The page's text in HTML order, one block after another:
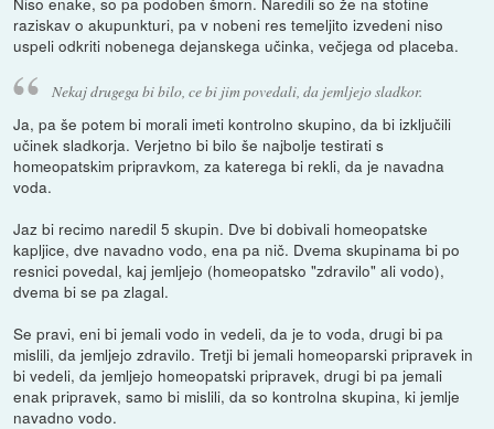
raziskav o akupunkturi, pa v nobeni res temeljito izvedeni niso
uspeli odkriti nobenega dejanskega učinka, večjega od placeba.
Nekaj drugega bi bilo, ce bi jim povedali, da jemljejo sladkor.
Ja, pa še potem bi morali imeti kontrolno skupino, da bi izključili
učinek sladkorja. Verjetno bi bilo še najbolje testirati s
homeopatskim pripravkom, za katerega bi rekli, da je navadna
voda.
Jaz bi recimo naredil 5 skupin. Dve bi dobivali homeopatske
kapljice, dve navadno vodo, ena pa nič. Dvema skupinama bi po
resnici povedal, kaj jemljejo (homeopatsko "zdravilo" ali vodo),
dvema bi se pa zlagal.
Se pravi, eni bi jemali vodo in vedeli, da je to voda, drugi bi pa
mislili, da jemljejo zdravilo. Tretji bi jemali homeoparski pripravek in
bi vedeli, da jemljejo homeopatski pripravek, drugi bi pa jemali
enak pripravek, samo bi mislili, da so kontrolna skupina, ki jemlje
navadno vodo.